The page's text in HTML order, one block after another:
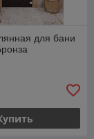
для бани